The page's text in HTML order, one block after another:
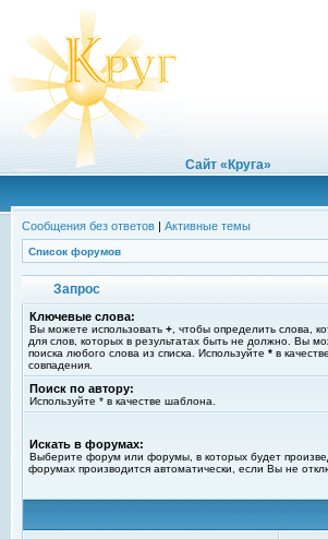
Сайт «Круга»
Сообщения без ответов | Активные темы
Список форумов
Запрос
Ключевые слова:
Вы можете использовать + , чтобы определить слова,
для слов, которых в результатах быть не должно. Вы
поиска любого слова из списка. Используйте * в
совпадения.
Поиск по автору:
Используйте * в качестве шаблона.
Искать в форумах:
Выберите форум или форумы, в которых будет
форумах производится автоматически, если Вы не